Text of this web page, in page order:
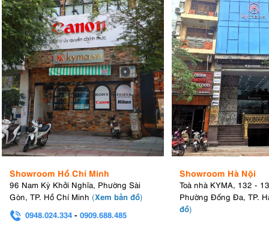
Showroom Hồ Chí Minh
96 Nam Kỳ Khởi Nghĩa, Phường Sài
Gòn, TP. Hồ Chí Minh (Xem bản đồ)
0948.024.334 - 0909.688.485
Showroom Hà Nội
Toà nhà KYMA, 132 -
Phường Đống Đa, TP.
đồ)